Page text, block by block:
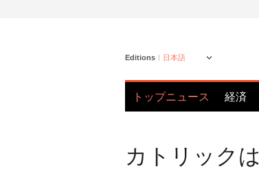
Editions 日本語
トップニュース 経済
カトリック